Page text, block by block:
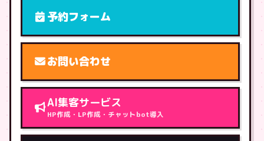
予約フォーム
お問い合わせ
AI集客サービス
HP作成・LP作成・チャットbot導入